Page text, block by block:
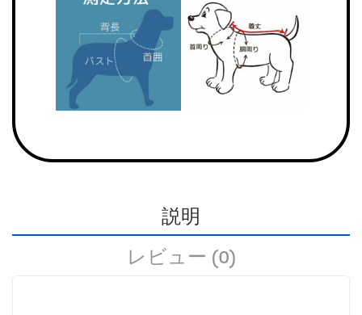
説明
レビュー (0)